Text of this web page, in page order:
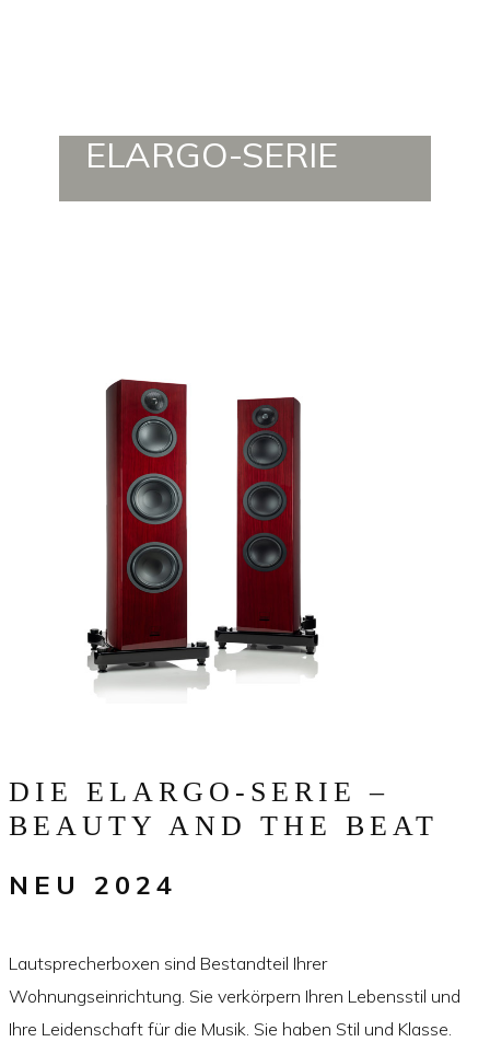
ELARGO-SERIE
DIE ELARGO-SERIE –
BEAUTY AND THE BEAT
NEU 2024
Lautsprecherboxen sind Bestandteil Ihrer
Wohnungseinrichtung. Sie verkörpern Ihren Lebensstil und
Ihre Leidenschaft für die Musik. Sie haben Stil und Klasse.